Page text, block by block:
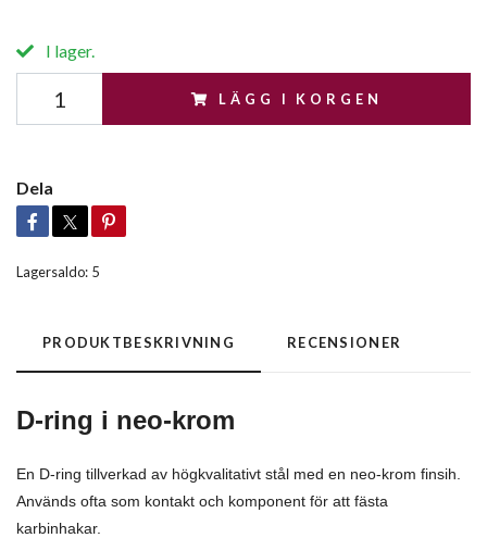
I lager.
LÄGG I KORGEN
Dela
Lagersaldo: 5
PRODUKTBESKRIVNING RECENSIONER
D-ring i neo-krom
En D-ring tillverkad av högkvalitativt stål med en neo-krom finsih.
Används ofta som kontakt och komponent för att fästa
karbinhakar.